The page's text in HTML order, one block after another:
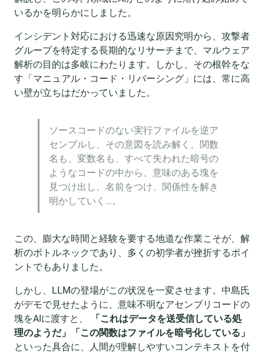
いるかを明らかにしました。
インシデント対応における迅速な原因究明から、攻撃者
グループを特定する長期的なリサーチまで、マルウェア
解析の目的は多岐にわたります。しかし、その根幹をな
す「マニュアル・コード・リバーシング」には、常に高
い壁が立ちはだかっていました。
ソースコードのない実行ファイルを逆ア
センブルし、その意図を読み解く。関数
名も、変数名も、すべて失われた暗号の
ようなコードの中から、意味のある塊を
見つけ出し、名前をつけ、関係性を解き
明かしていく…。
この、膨大な時間と経験を要する地道な作業こそが、解
析のボトルネックであり、多くの初学者が挫折するポイ
ントでもありました。
しかし、LLMの登場がこの状況を一変させます。中島氏
がデモで見せたように、意味不明なアセンブリコードの
塊をAIに渡すと、
「これはデータを送受信している処
理のようだ」「この関数はファイルを暗号化している」
といった具合に、人間が理解しやすいコンテキストを付